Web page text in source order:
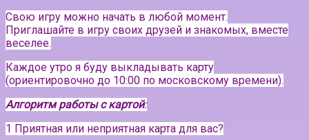
Свою игру можно начать в любой момент.
Приглашайте в игру своих друзей и знакомых, вместе
веселее.
Каждое утро я буду выкладывать карту
(ориентировочно до 10:00 по московскому времени).
Алгоритм работы с картой:
1 Приятная или неприятная карта для вас?